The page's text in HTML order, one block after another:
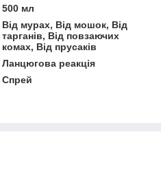
500 мл
Від мурах, Від мошок, Від
тарганів, Від повзаючих
комах, Від прусаків
Ланцюгова реакція
Спрей